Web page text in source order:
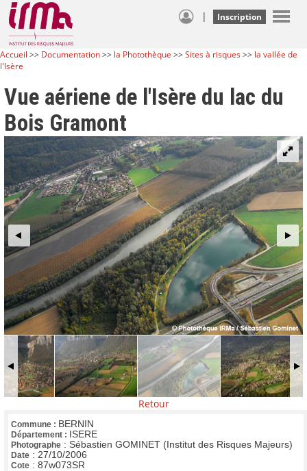
| Inscription
Accueil >> Documentation>> la Photothèque >>Sites à risques>> la vallée de
l'Isère
Vue aériene de l'Isère du lac du
Bois Gramont
Retour
Commune : BERNIN
Département : ISERE
Photographe : Sébastien GOMINET (Institut des Risques Majeurs)
Date : 27/10/2006
Cote : 87w073SR